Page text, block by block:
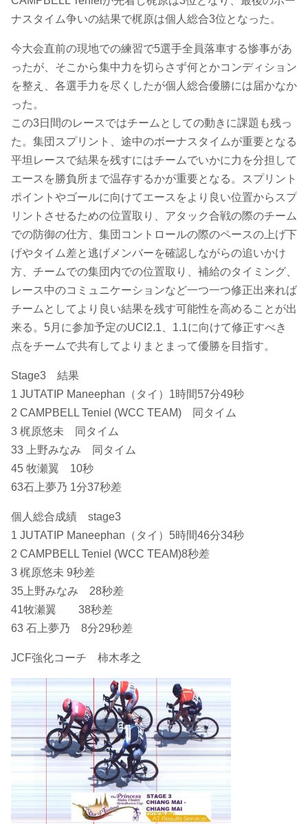
ナスタイム争いの結果で梶原は個人総合3位となった。
今大会直前の現地での練習で5選手全員落車する惨事があ
ったが、そこから集中力を切らさず何とかコンディション
を整え、各選手力を尽くしたが個人総合優勝には届かなか
った。
この3日間のレースではチームとしての動きに課題も残っ
た。集団スプリント、途中のボーナスタイムが重要となる
平坦レースで結果を残すにはチームでいかに力を分担して
エースを勝負所まで温存するかが重要となる。スプリント
ポイントやゴールに向けてエースをより良い位置からスプ
リントさせるための位置取り、アタック合戦の際のチーム
での防御の仕方、集団コントロールの際のペースの上げ下
げやタイム差と逃げメンバーを確認しながらの追いかけ
方、チームでの集団内での位置取り、補給のタイミング、
レース中のコミュニケーションなど一つ一つ修正出来れば
チームとしてより良い結果を残す可能性を高めることが出
来る。5月に参加予定のUCI2.1、1.1に向けて修正すべき
点をチームで共有してよりまとまって優勝を目指す。
Stage3 結果
1 JUTATIP Maneephan（タイ）1時間57分49秒
2 CAMPBELL Teniel (WCC TEAM) 同タイム
3 梶原悠未 同タイム
33 上野みなみ 同タイム
45 牧瀬翼 10秒
63石上夢乃 1分37秒差
個人総合成績 stage3
1 JUTATIP Maneephan（タイ）5時間46分34秒
2 CAMPBELL Teniel (WCC TEAM)8秒差
3 梶原悠未 9秒差
35上野みなみ 28秒差
41牧瀬翼 38秒差
63 石上夢乃 8分29秒差
JCF強化コーチ 柿木孝之